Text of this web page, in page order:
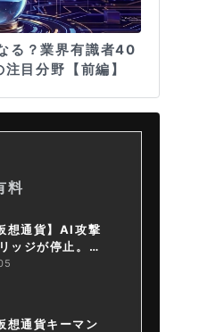
る？業界有識者40
目分野【前編】
料
想通貨】AI攻撃
ッジが停止。金
号資産・ステー
想通貨キーマン